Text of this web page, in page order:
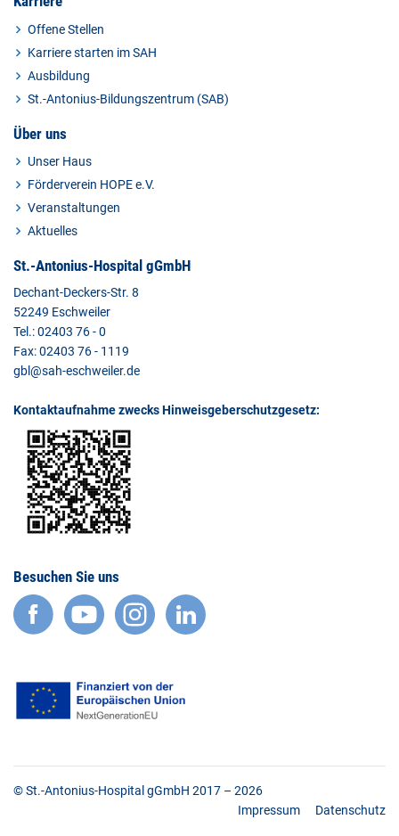
Offene Stellen
Karriere starten im SAH
Ausbildung
St.-Antonius-Bildungszentrum (SAB)
Über uns
Unser Haus
Förderverein HOPE e.V.
Veranstaltungen
Aktuelles
St.-Antonius-Hospital gGmbH
Dechant-Deckers-Str. 8
52249 Eschweiler
Tel.: 02403 76 - 0
Fax: 02403 76 - 1119
gbl@sah-eschweiler.de
Kontaktaufnahme zwecks Hinweisgeberschutzgesetz:
Besuchen Sie uns
facebook
YouTube
Instagram
© St.-Antonius-Hospital gGmbH 2017 – 2026
Impressum
Datenschutz